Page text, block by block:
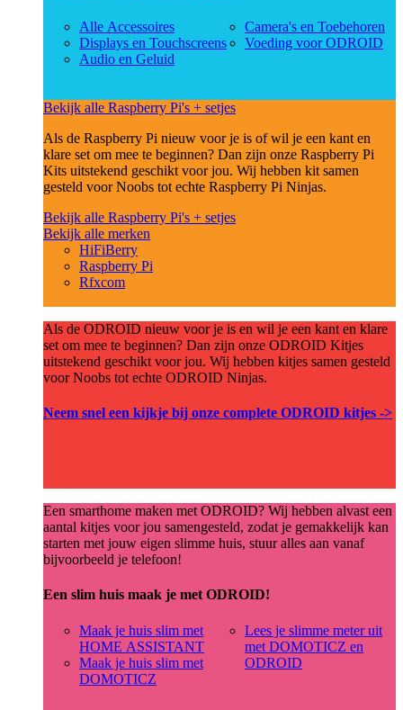
Alle Accessoires
Displays en Touchscreens
Audio en Geluid
Camera's en Toebehoren
Voeding voor ODROID
Bekijk alle Raspberry Pi's + setjes
Als de Raspberry Pi nieuw voor je is of wil je een kant en
klare set om mee te beginnen? Dan zijn onze Raspberry Pi
Kits uitstekend geschikt voor jou. Wij hebben kit samen
gesteld voor Noobs tot echte Raspberry Pi Ninjas.
Bekijk alle Raspberry Pi's + setjes
Bekijk alle merken
HiFiBerry
Raspberry Pi
Rfxcom
Als de ODROID nieuw voor je is en wil je een kant en klare
set om mee te beginnen? Dan zijn onze ODROID Kitjes
uitstekend geschikt voor jou. Wij hebben kitjes samen gesteld
voor Noobs tot echte ODROID Ninjas.
Neem snel een kijkje bij onze complete ODROID kitjes ->
Een smarthome maken met ODROID? Wij hebben alvast een
aantal kitjes voor jou samengesteld, zodat je gemakkelijk kan
starten met jouw eigen slimme huis, stuur alles aan vanaf
bijvoorbeeld je telefoon!
Een slim huis maak je met ODROID!
Maak je huis slim met
HOME ASSISTANT
Maak je huis slim met
DOMOTICZ
Lees je slimme meter uit
met DOMOTICZ en
ODROID